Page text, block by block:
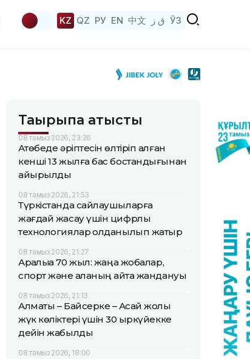
KZ QZ РУ EN 中文 ق ز ЎЗ
Тақырыпқа қатысты
08 тамыз 2026, 23:26
Ақтөбеде әріптесін өлтіріп алған
кенші 13 жылға бас бостандығынан
айырылды
08 тамыз 2026, 21:53
Түркістанда сайлаушыларға
жағдай жасау үшін цифрлық
технологиялар қолданылып жатыр
08 тамыз 2026, 21:27
Арқалыққа 70 жыл: жаңа жобалар,
спорт және қаланың қайта жандануы
08 тамыз 2026, 21:13
Алматы – Байсерке – Ақсай жолы
жүк көліктері үшін 30 қыркүйекке
дейін жабылды
08 тамыз 2026, 18:00